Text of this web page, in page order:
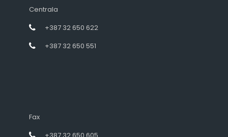
Centrala
+387 32 650 622
+387 32 650 551
Fax